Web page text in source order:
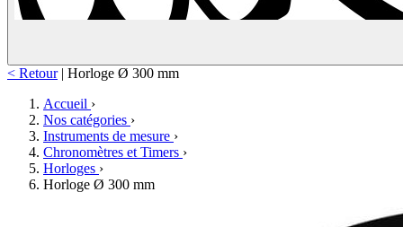
< Retour | Horloge Ø 300 mm
Accueil ›
Nos catégories ›
Instruments de mesure ›
Chronomètres et Timers ›
Horloges ›
Horloge Ø 300 mm